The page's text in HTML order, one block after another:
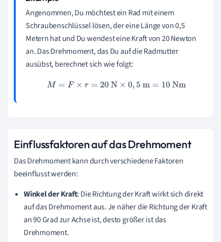
Angenommen, Du möchtest ein Rad mit einem
Schraubenschlüssel lösen, der eine Länge von 0,5
Metern hat und Du wendest eine Kraft von 20 Newton
an. Das Drehmoment, das Du auf die Radmutter
ausübst, berechnet sich wie folgt:
M= F ×r= 20N×0,5 m=10Nm
Einflussfaktoren auf das Drehmoment
Das Drehmoment kann durch verschiedene Faktoren
beeinflusst werden:
Winkel der Kraft: Die Richtung der Kraft wirkt sich direkt
auf das Drehmoment aus. Je näher die Richtung der Kraft
an 90 Grad zur Achse ist, desto größer ist das
Drehmoment.